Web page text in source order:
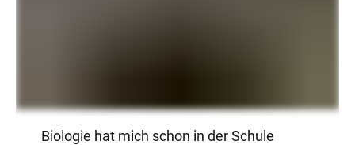
Biologie hat mich schon in der Schule